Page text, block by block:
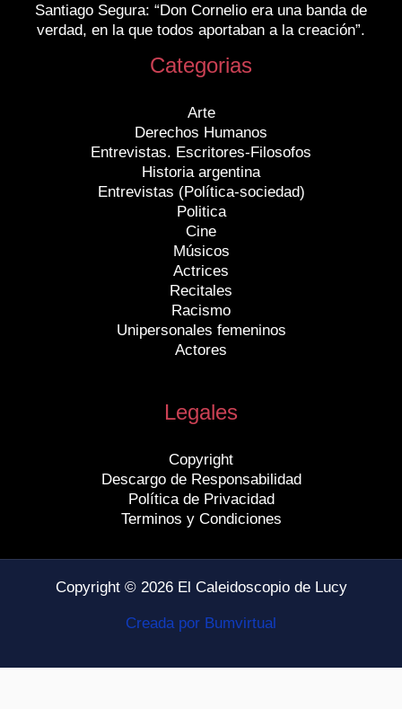
Santiago Segura: “Don Cornelio era una banda de
verdad, en la que todos aportaban a la creación”.
Categorias
Arte
Derechos Humanos
Entrevistas. Escritores-Filosofos
Historia argentina
Entrevistas (Política-sociedad)
Politica
Cine
Músicos
Actrices
Recitales
Racismo
Unipersonales femeninos
Actores
Legales
Copyright
Descargo de Responsabilidad
Política de Privacidad
Terminos y Condiciones
Copyright © 2026 El Caleidoscopio de Lucy
Creada por Bumvirtual